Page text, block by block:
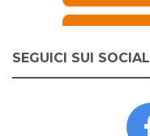
SEGUICI SUI SOCIAL